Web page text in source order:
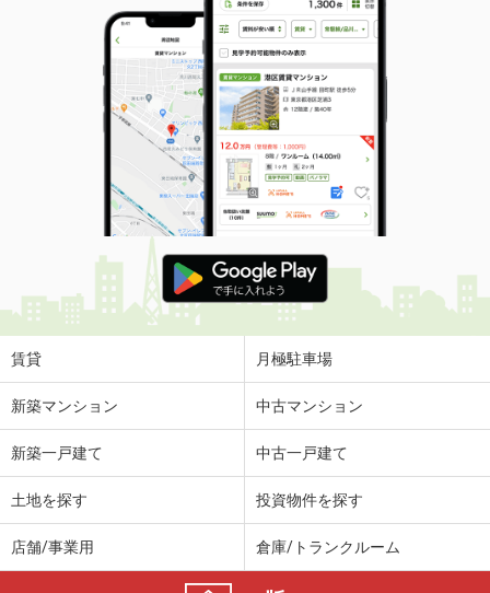
賃貸 月極駐車場
新築マンション 中古マンション
新築一戸建て 中古一戸建て
土地を探す 投資物件を探す
店舗/事業用 倉庫/トランクルーム